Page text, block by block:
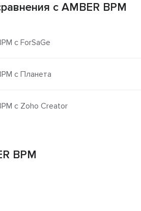
с AMBER BPM
с ForSaGe
с Планета
с Zoho Creator
BPM